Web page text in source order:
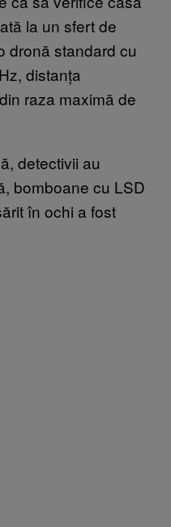
la un sfert de
dronă standard cu
distanța
raza maximă de
detectivii au
bomboane cu LSD
în ochi a fost